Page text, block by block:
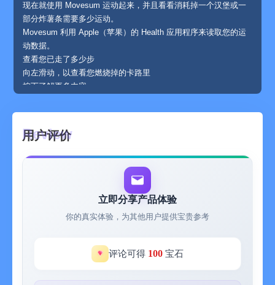
现在就使用 Movesum 运动起来，并且看看消耗掉一个汉堡或一
部分炸薯条需要多少运动。
Movesum 利用 Apple（苹果）的 Health 应用程序来读取您的运
动数据。
查看您已走了多少步
向左滑动，以查看您燃烧掉的卡路里
按下了解更多内容
向上滑动，以设定每日目标
用户评价
立即分享产品体验
你的真实体验，为其他用户提供宝贵参考
评论可得 100 宝石